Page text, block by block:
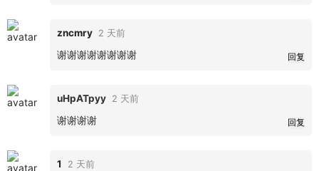
zncmry 2 天前
谢谢谢谢谢谢谢谢 回复
uHpATpyy 2 天前
谢谢谢谢 回复
1 2 天前